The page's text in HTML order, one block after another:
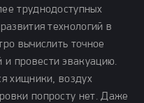
труднодоступных
технологий в
вычислить точное
провести эвакуацию.
хищники, воздух
попросту нет. Даже